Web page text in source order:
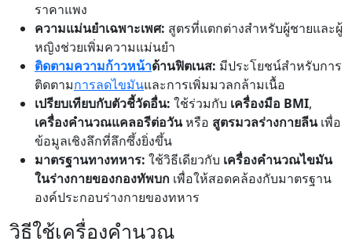
ราคาแพง
ความแม่นยำเฉพาะเพศ: สูตรที่แตกต่างสำหรับผู้ชายและผู้
หญิงช่วยเพิ่มความแม่นยำ
ติดตามความก้าวหน้าด้านฟิตเนส: มีประโยชน์สำหรับการ
ติดตามการลดไขมันและการเพิ่มมวลกล้ามเนื้อ
เปรียบเทียบกับตัวชี้วัดอื่น: ใช้ร่วมกับ เครื่องมือ BMI,
เครื่องคำนวณแคลอรีต่อวันหรือ สูตรมวลร่างกายลีนเพื่อ
ข้อมูลเชิงลึกที่ลึกซึ้งยิ่งขึ้น
มาตรฐานทางทหาร: ใช้วิธีเดียวกับ เครื่องคำนวณไขมัน
ในร่างกายของกองทัพบก เพื่อให้สอดคล้องกับมาตรฐาน
องค์ประกอบร่างกายของทหาร
วิธีใช้เครื่องคำนวณ